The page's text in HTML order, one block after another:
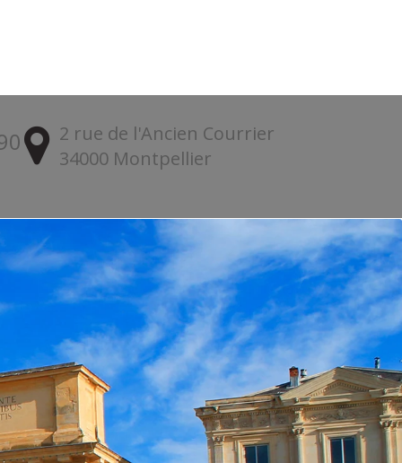
2 rue de l'Ancien Courrier
34000 Montpellier